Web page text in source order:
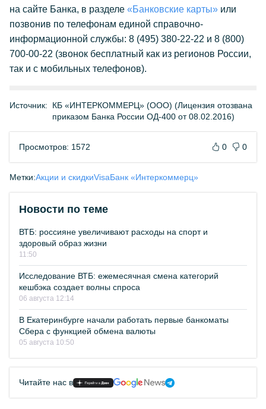
на сайте Банка, в разделе «Банковские карты» или
позвонив по телефонам единой справочно-
информационной службы: 8 (495) 380-22-22 и 8 (800)
700-00-22 (звонок бесплатный как из регионов России,
так и с мобильных телефонов).
Источник:
КБ «ИНТЕРКОММЕРЦ» (ООО) (Лицензия отозвана
приказом Банка России ОД-400 от 08.02.2016)
Просмотров: 1572 0 0
Метки:Акции и скидкиVisaБанк «Интеркоммерц»
Новости по теме
ВТБ: россияне увеличивают расходы на спорт и
здоровый образ жизни
11:50
Исследование ВТБ: ежемесячная смена категорий
кешбэка создает волны спроса
06 августа 12:14
В Екатеринбурге начали работать первые банкоматы
Сбера с функцией обмена валюты
05 августа 10:50
Читайте нас в